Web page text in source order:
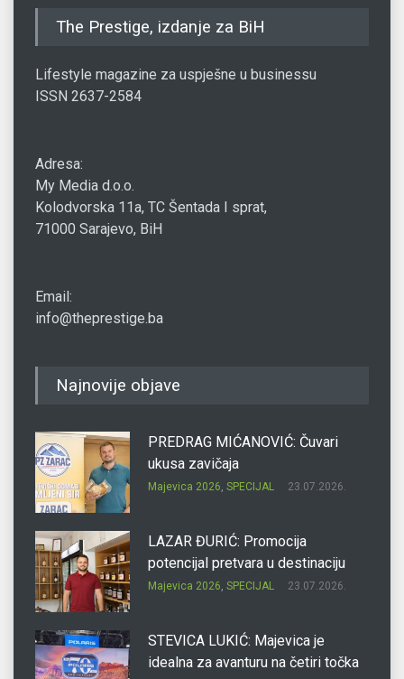
The Prestige, izdanje za BiH
Lifestyle magazine za uspješne u businessu
ISSN 2637-2584
Adresa:
My Media d.o.o.
Kolodvorska 11a, TC Šentada I sprat,
71000 Sarajevo, BiH
Email:
info@theprestige.ba
Najnovije objave
PREDRAG MIĆANOVIĆ: Čuvari
ukusa zavičaja
Majevica 2026, SPECIJAL 23.07.2026.
LAZAR ĐURIĆ: Promocija
potencijal pretvara u destinaciju
Majevica 2026, SPECIJAL 23.07.2026.
STEVICA LUKIĆ: Majevica je
idealna za avanturu na četiri točka